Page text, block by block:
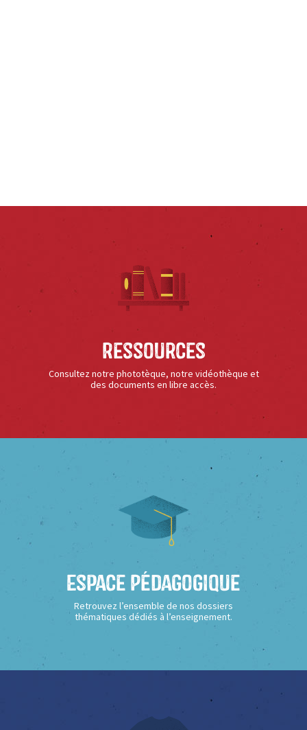
Ressources
Consultez notre phototèque, notre vidéothèque et
des documents en libre accès.
Espace Pédagogique
Retrouvez l’ensemble de nos dossiers
thématiques dédiés à l’enseignement.